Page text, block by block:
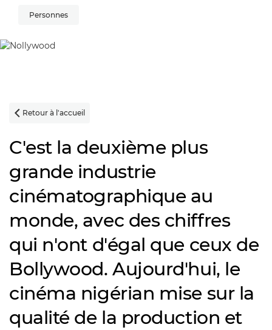
Personnes
 Retour à l'accueil
C'est la deuxième plus
grande industrie
cinématographique au
monde, avec des chiffres
qui n'ont d'égal que ceux de
Bollywood. Aujourd'hui, le
cinéma nigérian mise sur la
qualité de la production et